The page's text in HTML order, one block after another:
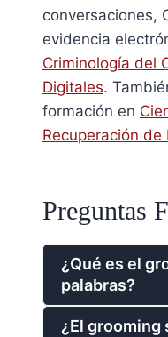
conversaciones,
evidencia
Criminología del
Digitales.
formación en
Recuperación de
Preguntas
¿Qué es el
palabras?
¿El grooming